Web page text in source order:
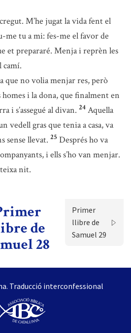
M’he jugat la vida fent el
me tu a mi: fes-me el favor de
et prepararé. Menja i reprèn les
camí.
que no volia menjar res, però
i la dona, que finalment en
i s’assegué al divan. 24 Aquella
vedell gras que tenia a casa, va
sense llevat. 25 Després ho va
i ells s’ho van menjar.
nit.
de
28
Primer
llibre de
Samuel 29
Traducció interconfessional